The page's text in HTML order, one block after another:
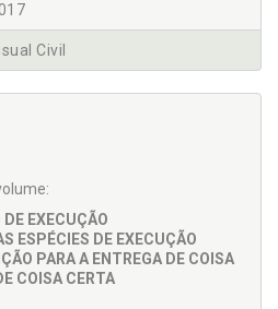
Civil
EXECUÇÃO
ESPÉCIES DE EXECUÇÃO
PARA A ENTREGA DE COISA
COISA CERTA